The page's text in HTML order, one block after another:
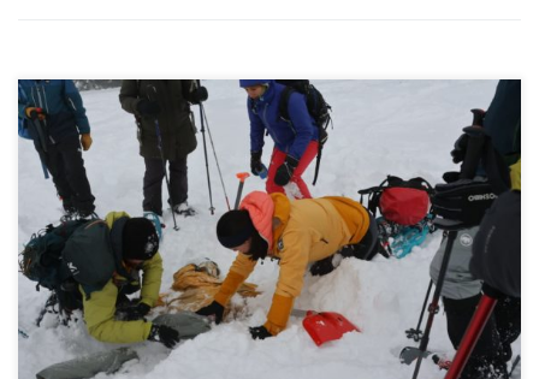
Programme et inscriptions : Pour cette 3ème édition, le
programme se concentre sur les risques neige et
avalanches.La programmation est labelisée « Journées
nationales de la Résilience ». Formation ateliers pratiques
risques […]